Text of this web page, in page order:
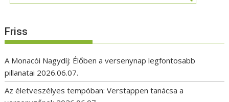
Friss
A Monacói Nagydíj: Élőben a versenynap legfontosabb
pillanatai 2026.06.07.
Az életveszélyes tempóban: Verstappen tanácsa a